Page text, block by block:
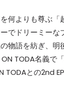
何よりも尊ぶ
でドリーミー
物語を紡ぎ、明
TODA名義で
TODAとの2nd